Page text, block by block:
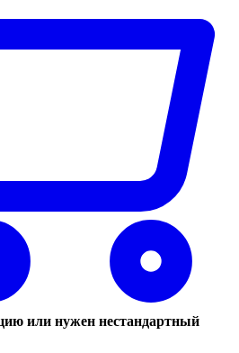
или нужен нестандартный